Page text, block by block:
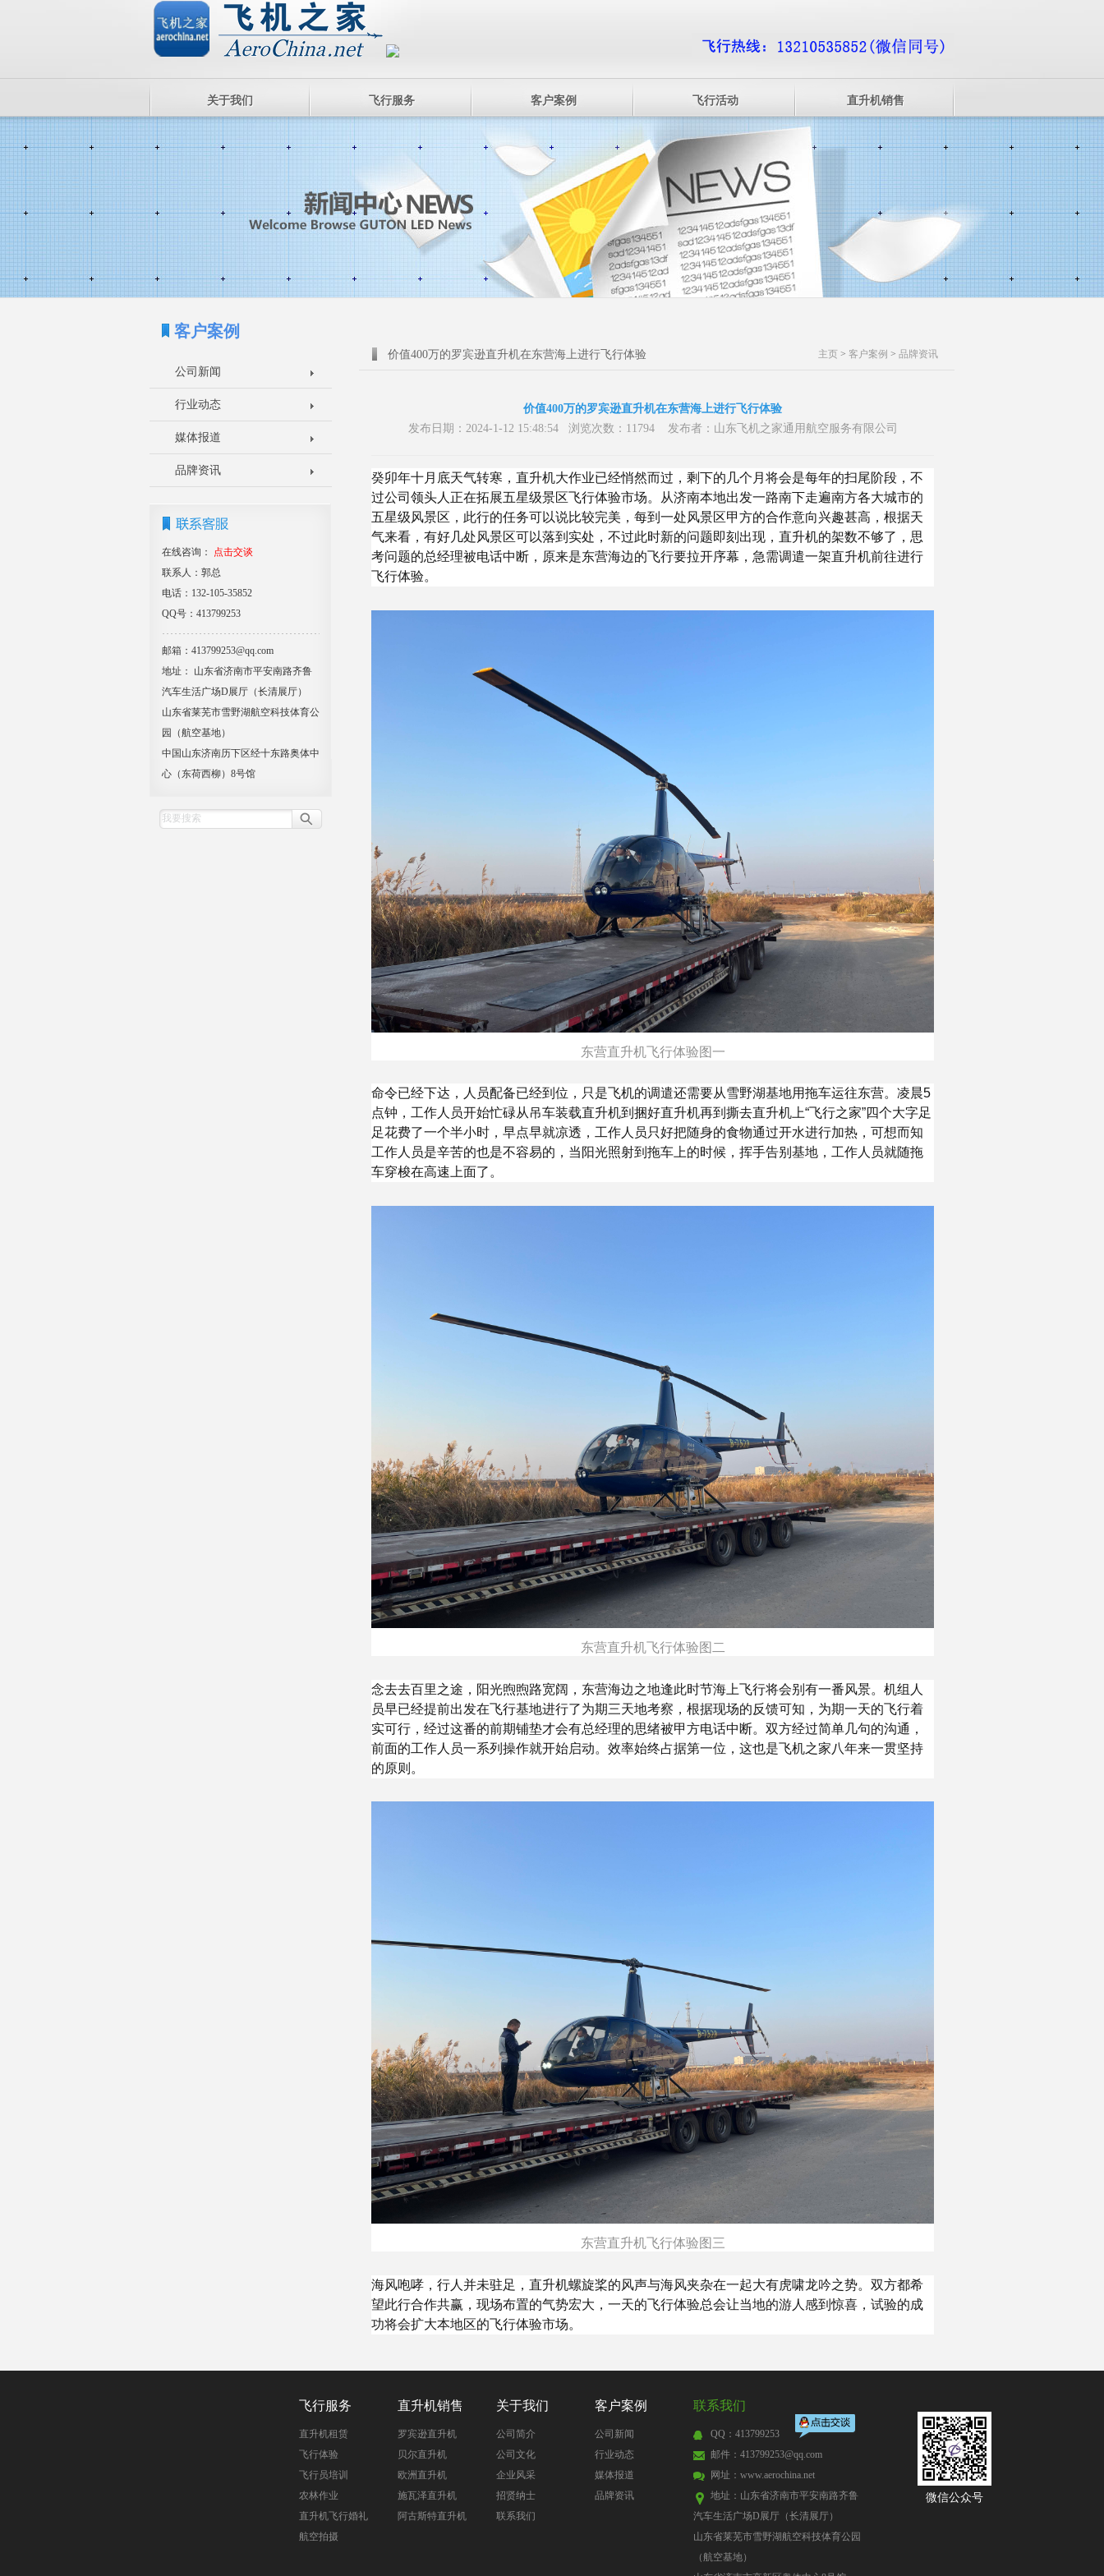
关于我们 飞行服务 客户案例 飞行活动 直升机销售
客户案例
公司新闻
行业动态
媒体报道
品牌资讯
在线咨询：
点击交谈
联系人：郭总
电话：132-105-35852
QQ号：413799253
邮箱：413799253@qq.com
地址： 山东省济南市平安南路齐鲁
汽车生活广场D展厅（长清展厅）
山东省莱芜市雪野湖航空科技体育公
园（航空基地）
中国山东济南历下区经十东路奥体中
心（东荷西柳）8号馆
主页 > 客户案例 > 品牌资讯
价值400万的罗宾逊直升机在东营海上进行飞行体验
价值400万的罗宾逊直升机在东营海上进行飞行体验
发布日期：2024-1-12 15:48:54 浏览次数：11794 发布者：山东飞机之家通用航空服务有限公司
癸卯年十月底天气转寒，直升机大作业已经悄然而过，剩下的几个月将会是每年的扫尾阶段，不
过公司领头人正在拓展五星级景区飞行体验市场。从济南本地出发一路南下走遍南方各大城市的
五星级风景区，此行的任务可以说比较完美，每到一处风景区甲方的合作意向兴趣甚高，根据天
气来看，有好几处风景区可以落到实处，不过此时新的问题即刻出现，直升机的架数不够了，思
考问题的总经理被电话中断，原来是东营海边的飞行要拉开序幕，急需调遣一架直升机前往进行
飞行体验。
东营直升机飞行体验图一
命令已经下达，人员配备已经到位，只是飞机的调遣还需要从雪野湖基地用拖车运往东营。凌晨5
点钟，工作人员开始忙碌从吊车装载直升机到捆好直升机再到撕去直升机上“飞行之家”四个大字足
足花费了一个半小时，早点早就凉透，工作人员只好把随身的食物通过开水进行加热，可想而知
工作人员是辛苦的也是不容易的，当阳光照射到拖车上的时候，挥手告别基地，工作人员就随拖
车穿梭在高速上面了。
东营直升机飞行体验图二
念去去百里之途，阳光煦煦路宽阔，东营海边之地逢此时节海上飞行将会别有一番风景。机组人
员早已经提前出发在飞行基地进行了为期三天地考察，根据现场的反馈可知，为期一天的飞行着
实可行，经过这番的前期铺垫才会有总经理的思绪被甲方电话中断。双方经过简单几句的沟通，
前面的工作人员一系列操作就开始启动。效率始终占据第一位，这也是飞机之家八年来一贯坚持
的原则。
东营直升机飞行体验图三
海风咆哮，行人并未驻足，直升机螺旋桨的风声与海风夹杂在一起大有虎啸龙吟之势。双方都希
望此行合作共赢，现场布置的气势宏大，一天的飞行体验总会让当地的游人感到惊喜，试验的成
功将会扩大本地区的飞行体验市场。
飞行服务
直升机租赁
飞行体验
飞行员培训
农林作业
直升机飞行婚礼
航空拍摄
直升机销售
罗宾逊直升机
贝尔直升机
欧洲直升机
施瓦泽直升机
阿古斯特直升机
关于我们
公司简介
公司文化
企业风采
招贤纳士
联系我们
客户案例
公司新闻
行业动态
媒体报道
品牌资讯
联系我们
QQ：413799253
邮件：413799253@qq.com
网址： www.aerochina.net
地址：山东省济南市平安南路齐鲁
汽车生活广场D展厅（长清展厅）
山东省莱芜市雪野湖航空科技体育公园
（航空基地）
微信公众号